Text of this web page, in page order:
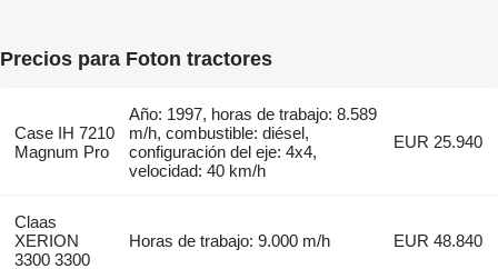
Precios para Foton tractores
Case IH 7210
Magnum Pro
Año: 1997, horas de trabajo: 8.589
m/h, combustible: diésel,
configuración del eje: 4x4,
velocidad: 40 km/h
EUR 25.940
Claas
XERION
3300 3300
Horas de trabajo: 9.000 m/h EUR 48.840